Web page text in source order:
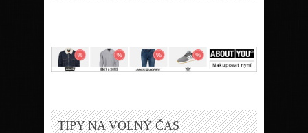
TIPY NA VOLNÝ ČAS